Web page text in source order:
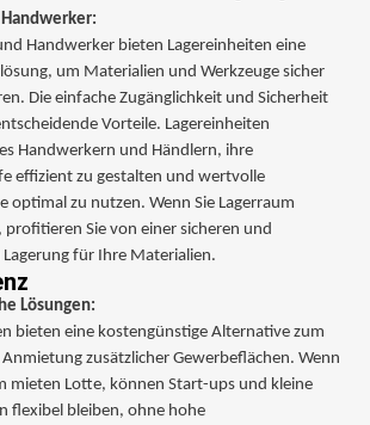
Handwerker bieten Lagereinheiten eine
um Materialien und Werkzeuge sicher
Die einfache Zugänglichkeit und Sicherheit
Vorteile. Lagereinheiten
Handwerkern und Händlern, ihre
effizient zu gestalten und wertvolle
optimal zu nutzen. Wenn Sie Lagerraum
profitieren Sie von einer sicheren und
Lagerung für Ihre Materialien.
Lösungen:
bieten eine kostengünstige Alternative zum
zusätzlicher Gewerbeflächen. Wenn
mieten Lotte, können Start-ups und kleine
flexibel bleiben, ohne hohe